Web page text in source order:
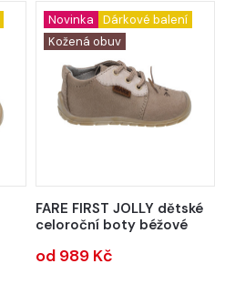
Novinka
Dárkové balení
Kožená obuv
FARE FIRST JOLLY dětské
celoroční boty béžové
od 989 Kč